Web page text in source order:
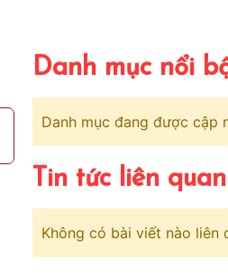
Danh mục nổi
Danh mục đang được cập
Tin tức liên quan
Không có bài viết nào liên